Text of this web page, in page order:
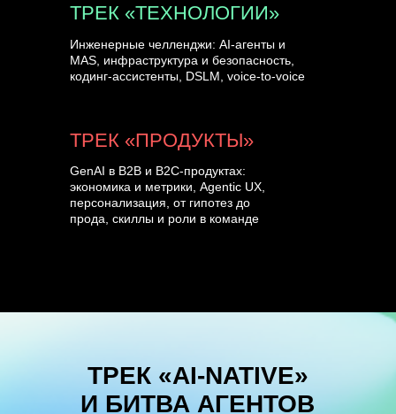
ТРЕК «ПРОДУКТЫ»
GenAI в B2B и B2C-продуктах:
экономика и метрики, Agentic UX,
персонализация, от гипотез до
прода, скиллы и роли в команде
Инженерные челленджи: AI-агенты и
MAS, инфраструктура и безопасность,
кодинг-ассистенты, DSLM, voice-to-voice
ТРЕК «ТЕХНОЛОГИИ»